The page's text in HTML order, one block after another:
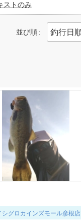
ストのみ
並び順
シグロカインズモール彦根店